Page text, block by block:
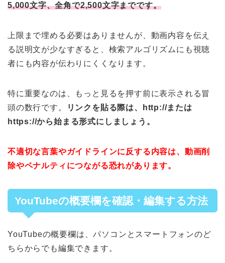
5,000文字、全角で2,500文字までです。
上限まで埋める必要はありませんが、動画内容を伝え
る説明文が少なすぎると、検索アルゴリズムにも視聴
者にも内容が伝わりにくくなります。
特に重要なのは、もっと見るを押す前に表示される冒
頭の数行です。
リンクを貼る際は、http://または
https://から始まる形式にしましょう。
不適切な言葉やガイドラインに反する内容は、動画削
除やペナルティにつながる恐れがあります。
YouTubeの概要欄を確認・編集する方法
YouTubeの概要欄は、パソコンとスマートフォンのど
ちらからでも編集できます。